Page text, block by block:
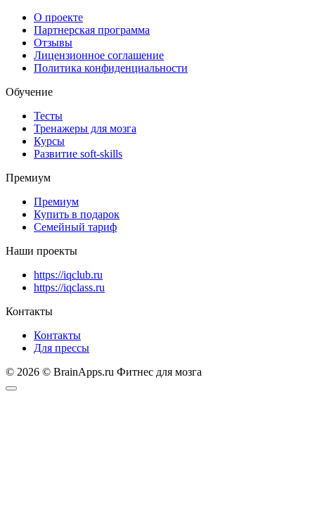
О проекте
Партнерская программа
Отзывы
Лицензионное соглашение
Политика конфиденциальности
Обучение
Тесты
Тренажеры для мозга
Курсы
Развитие soft-skills
Премиум
Премиум
Купить в подарок
Семейный тариф
Наши проекты
https://iqclub.ru
https://iqclass.ru
Контакты
Контакты
Для прессы
© 2026 © BrainApps.ru Фитнес для мозга